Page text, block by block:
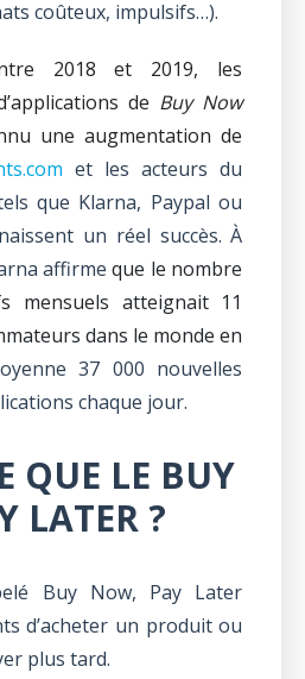
coûteux, impulsifs…).
2018 et 2019, les
de Buy Now
une augmentation de
et les acteurs du
que Klarna, Paypal ou
un réel succès. À
affirmeque le nombre
mensuels atteignait 11
dans le monde en
37 000 nouvelles
chaque jour.
QUE LE BUY
LATER ?
Buy Now, Pay Later
d’acheter un produit ou
plus tard.